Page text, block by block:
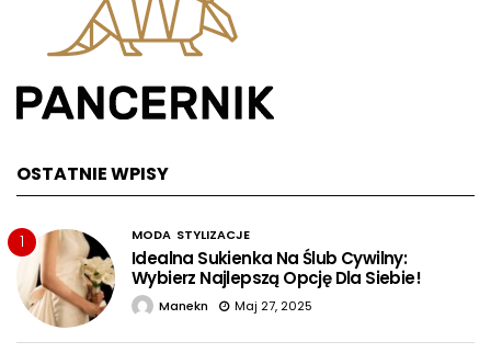
OSTATNIE WPISY
1 MODA STYLIZACJE
Idealna Sukienka Na Ślub Cywilny:
Wybierz Najlepszą Opcję Dla Siebie!
Manekn Maj 27, 2025